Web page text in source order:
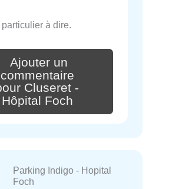
à dire.
Ajouter un
commentaire
Cluseret -
Hôpital Foch
Parking Indigo - Hopital
Foch